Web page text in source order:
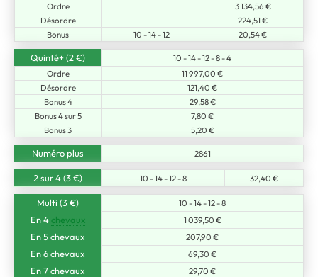
Ordre
3 134,56 €
Désordre
224,51 €
Bonus
10 - 14 - 12 20,54 €
Quinté+ (2 €)
10 - 14 - 12 - 8 - 4
Ordre
11 997,00 €
Désordre
121,40 €
Bonus 4
29,58 €
Bonus 4 sur 5
7,80 €
Bonus 3
5,20 €
Numéro plus 2861
2 sur 4 (3 €) 10 - 14 - 12 - 8 32,40 €
Multi (3 €) 10 - 14 - 12 - 8
En 4 chevaux 1 039,50 €
En 5 chevaux 207,90 €
En 6 chevaux 69,30 €
En 7 chevaux 29,70 €